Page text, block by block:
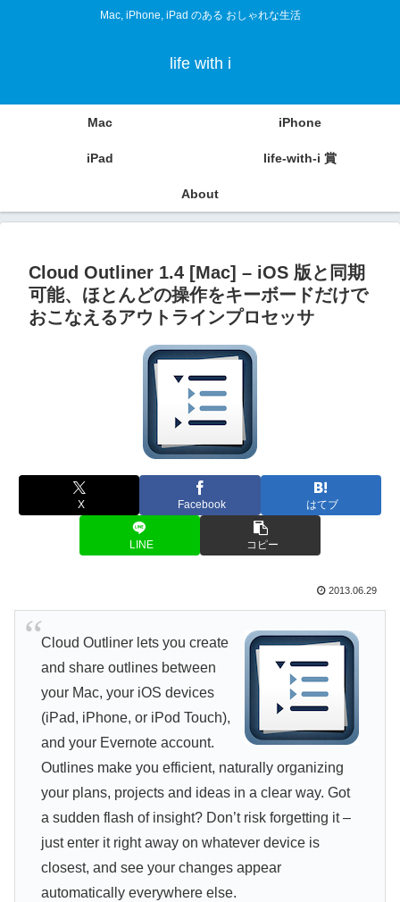
Mac, iPhone, iPad のある おしゃれな生活
life with i
Mac iPhone
iPad life-with-i 賞
About
Cloud Outliner 1.4 [Mac] – iOS 版と同期
可能、ほとんどの操作をキーボードだけで
おこなえるアウトラインプロセッサ
X Facebook はてブ
LINE コピー
2013.06.29
Cloud Outliner lets you create
and share outlines between
your Mac, your iOS devices
(iPad, iPhone, or iPod Touch),
and your Evernote account.
Outlines make you efficient, naturally organizing
your plans, projects and ideas in a clear way. Got
a sudden flash of insight? Don’t risk forgetting it –
just enter it right away on whatever device is
closest, and see your changes appear
automatically everywhere else.